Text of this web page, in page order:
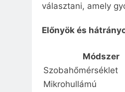
választani, amely
Előnyök és
Módszer
Szobahőmérséklet
Mikrohullámú